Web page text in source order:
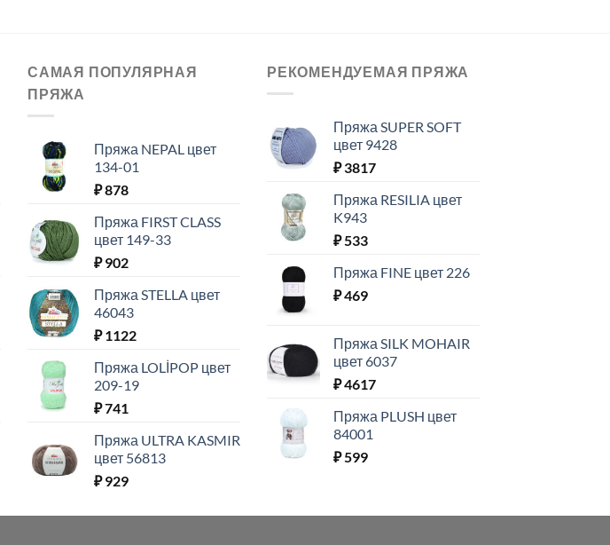
САМАЯ ПОПУЛЯРНАЯ
ПРЯЖА
Пряжа NEPAL цвет
134-01
₽878
Пряжа FIRST CLASS
цвет 149-33
₽902
Пряжа STELLA цвет
46043
₽1122
Пряжа LOLİPOP цвет
209-19
₽741
Пряжа ULTRA KASMIR
цвет 56813
₽929
РЕКОМЕНДУЕМАЯ ПРЯЖА
Пряжа SUPER SOFT
цвет 9428
₽3817
Пряжа RESILIA цвет
K943
₽533
Пряжа FINE цвет 226
₽469
Пряжа SILK MOHAIR
цвет 6037
₽4617
Пряжа PLUSH цвет
84001
₽599